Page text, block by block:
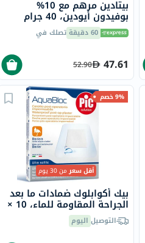
بيتادين مرهم مع 10%
بوفيدون أيودين، 40 جرام
60 دقيقة تصلك في
47.61
52.90
9% خصم
أقل سعرمن 30 يوم
بيك أكوابلوك ضمادات ما بعد
الجراحة المقاومة للماء، 10 ×
10 سم، 5 قطعالتوصيل اليوم